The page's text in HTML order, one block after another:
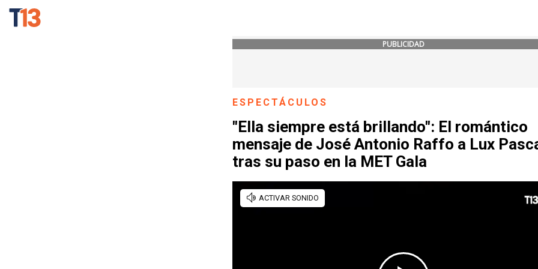
PUBLICIDAD
ESPECTÁCULOS
"Ella siempre está brillando": El romántico
mensaje de José Antonio Raffo a Lux
tras su paso en la MET Gala